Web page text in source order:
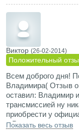
После ТО СТОшники
состоянии, это
день был +26
понял что во-
другие машины и
кондиционером
нереально
вентилятор
работать. Теперь
еще один очень
автомобиля - это
преодолевать
неровным дорогам -
Виктор (26-02-2014)
Положительный
Всем доброго дня!
Владимира( Отзыв о
оставил: Владимир
трансмиссией ну
приобрести у
в Россию не
Показать весь отзыв